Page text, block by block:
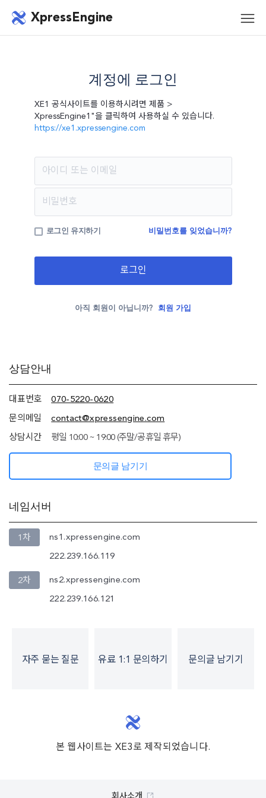
XpressEngine
모바
계정에 로그인
XE1 공식사이트를 이용하시려면 제품 >
XpressEngine1"을 클릭하여 사용하실 수 있습니다.
https://xe1.xpressengine.com
로그인
로그인 유지하기 비밀번호를 잊었습니까?
로그인
아직 회원이 아닙니까? 회원 가입
추가
정보
네임서버
정보)
상담안내
대표번호 070-5220-0620
문의메일 contact@xpressengine.com
상담시간 평일 10:00 ~ 19:00 (주말/공휴일 휴무)
문의글 남기기
네임서버
1차 ns1.xpressengine.com
222.239.166.119
2차 ns2.xpressengine.com
222.239.166.121
자주 묻는 질문 유료 1:1 문의하기 문의글 남기기
본 웹사이트는 XE3로 제작되었습니다.
회사소개